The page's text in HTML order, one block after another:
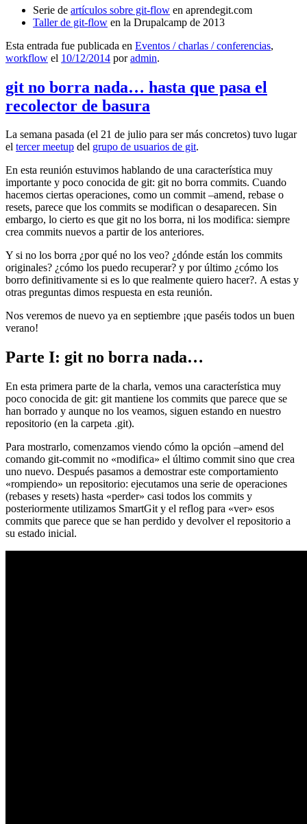
Serie de artículos sobre git-flow en aprendegit.com
Taller de git-flow en la Drupalcamp de 2013
Esta entrada fue publicada en Eventos / charlas / conferencias,
workflow el 10/12/2014 poradmin.
git no borra nada… hasta que pasa el
recolector de basura
La semana pasada (el 21 de julio para ser más concretos) tuvo lugar
el tercer meetup del grupo de usuarios de git.
En esta reunión estuvimos hablando de una característica muy
importante y poco conocida de git: git no borra commits. Cuando
hacemos ciertas operaciones, como un commit –amend, rebase o
resets, parece que los commits se modifican o desaparecen. Sin
embargo, lo cierto es que git no los borra, ni los modifica: siempre
crea commits nuevos a partir de los anteriores.
Y si no los borra ¿por qué no los veo? ¿dónde están los commits
originales? ¿cómo los puedo recuperar? y por último ¿cómo los
borro definitivamente si es lo que realmente quiero hacer?. A estas y
otras preguntas dimos respuesta en esta reunión.
Nos veremos de nuevo ya en septiembre ¡que paséis todos un buen
verano!
Parte I: git no borra nada…
En esta primera parte de la charla, vemos una característica muy
poco conocida de git: git mantiene los commits que parece que se
han borrado y aunque no los veamos, siguen estando en nuestro
repositorio (en la carpeta .git).
Para mostrarlo, comenzamos viendo cómo la opción –amend del
comando git-commit no «modifica» el último commit sino que crea
uno nuevo. Después pasamos a demostrar este comportamiento
«rompiendo» un repositorio: ejecutamos una serie de operaciones
(rebases y resets) hasta «perder» casi todos los commits y
posteriormente utilizamos SmartGit y el reflog para «ver» esos
commits que parece que se han perdido y devolver el repositorio a
su estado inicial.